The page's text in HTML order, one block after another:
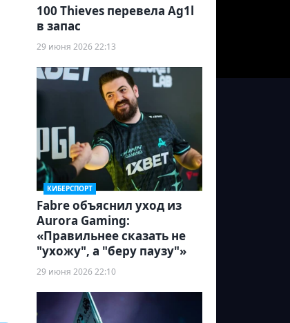
100 Thieves перевела Ag1l
в запас
29 июня 2026 22:13
КИБЕРСПОРТ
Fabre объяснил уход из
Aurora Gaming:
«Правильнее сказать не
"ухожу", а "беру паузу"»
29 июня 2026 22:10